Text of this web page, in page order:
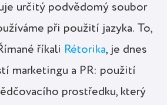
určitý podvědomý soubor
při použití jazyka. To,
říkali Rétorika, je dnes
marketingu a PR: použití
prostředku, který